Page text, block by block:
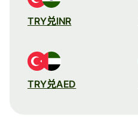
TRY兑INR
TRY兑AED